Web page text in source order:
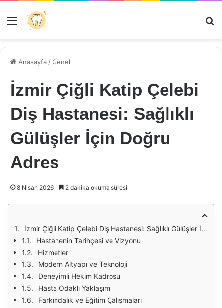
Menü
Anasayfa /Genel
İzmir Çiğli Katip Çelebi
Diş Hastanesi: Sağlıklı
Gülüşler İçin Doğru
Adres
8 Nisan 2026 2 dakika okuma süresi
İzmir Çiğli Katip Çelebi Diş Hastanesi: Sağlıklı Gülüşler İçin Doğru Adres
Hastanenin Tarihçesi ve Vizyonu
Hizmetler
Modern Altyapı ve Teknoloji
Deneyimli Hekim Kadrosu
Hasta Odaklı Yaklaşım
Farkındalık ve Eğitim Çalışmaları